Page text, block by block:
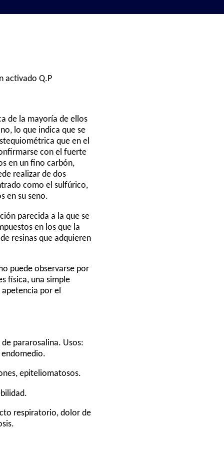
activado Q.P
de la mayoría de ellos
lo que indica que se
que en el
con el fuerte
en un fino carbón,
realizar de dos
como el sulfúrico,
en su seno.
parecida a la que se
en los que la
resinas que adquieren
puede observarse por
física, una simple
por el
pararosalina. Usos:
endomedio.
epiteliomatosos.
respiratorio, dolor de